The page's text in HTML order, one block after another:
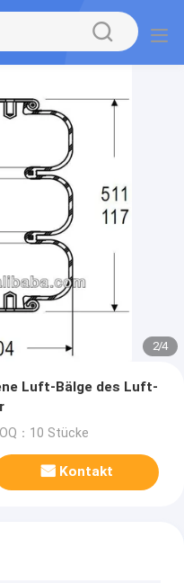
2/4
Luft-Bälge des Luft-
：10 Stücke
Kontakt